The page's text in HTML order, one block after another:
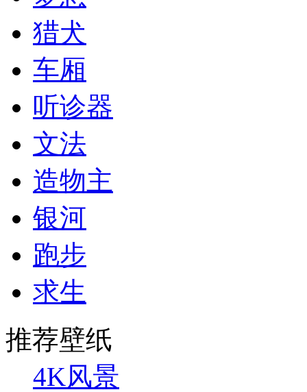
猎犬
车厢
听诊器
文法
造物主
银河
跑步
求生
推荐壁纸
4K风景